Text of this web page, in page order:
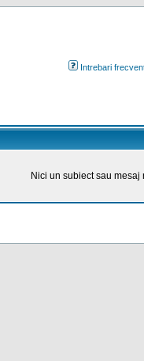
Intrebari
Nici un subiect sau